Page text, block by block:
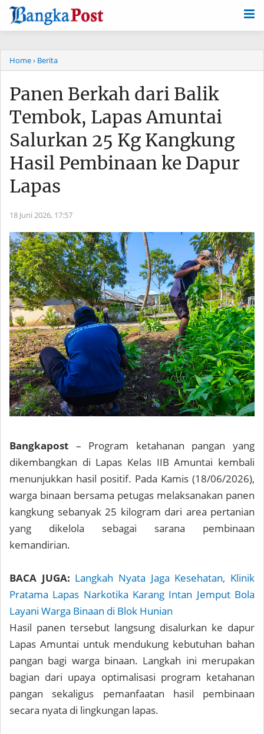
-->
Home› Berita
Panen Berkah dari Balik
Tembok, Lapas Amuntai
Salurkan 25 Kg Kangkung
Hasil Pembinaan ke Dapur
Lapas
18 Juni 2026, 17:57
Bangkapost – Program ketahanan pangan yang
dikembangkan di Lapas Kelas IIB Amuntai kembali
menunjukkan hasil positif. Pada Kamis (18/06/2026),
warga binaan bersama petugas melaksanakan panen
kangkung sebanyak 25 kilogram dari area pertanian
yang dikelola sebagai sarana pembinaan
kemandirian.
BACA JUGA: Langkah Nyata Jaga Kesehatan, Klinik
Pratama Lapas Narkotika Karang Intan Jemput Bola
Layani Warga Binaan di Blok Hunian
Hasil panen tersebut langsung disalurkan ke dapur
Lapas Amuntai untuk mendukung kebutuhan bahan
pangan bagi warga binaan. Langkah ini merupakan
bagian dari upaya optimalisasi program ketahanan
pangan sekaligus pemanfaatan hasil pembinaan
secara nyata di lingkungan lapas.